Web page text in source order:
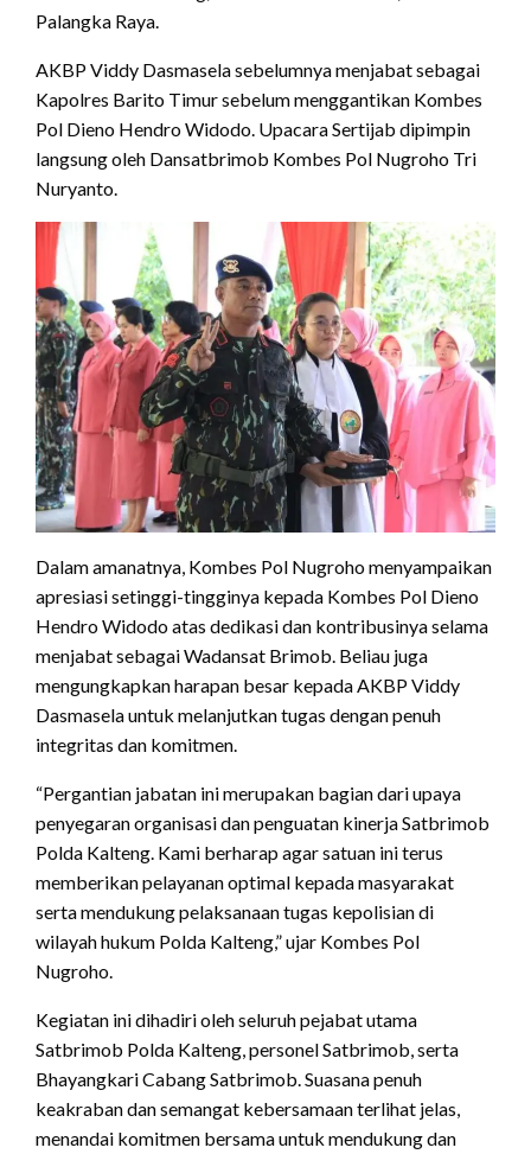
Palangka Raya.
AKBP Viddy Dasmasela sebelumnya menjabat sebagai
Kapolres Barito Timur sebelum menggantikan Kombes
Pol Dieno Hendro Widodo. Upacara Sertijab dipimpin
langsung oleh Dansatbrimob Kombes Pol Nugroho Tri
Nuryanto.
Dalam amanatnya, Kombes Pol Nugroho menyampaikan
apresiasi setinggi-tingginya kepada Kombes Pol Dieno
Hendro Widodo atas dedikasi dan kontribusinya selama
menjabat sebagai Wadansat Brimob. Beliau juga
mengungkapkan harapan besar kepada AKBP Viddy
Dasmasela untuk melanjutkan tugas dengan penuh
integritas dan komitmen.
“Pergantian jabatan ini merupakan bagian dari upaya
penyegaran organisasi dan penguatan kinerja Satbrimob
Polda Kalteng. Kami berharap agar satuan ini terus
memberikan pelayanan optimal kepada masyarakat
serta mendukung pelaksanaan tugas kepolisian di
wilayah hukum Polda Kalteng,” ujar Kombes Pol
Nugroho.
Kegiatan ini dihadiri oleh seluruh pejabat utama
Satbrimob Polda Kalteng, personel Satbrimob, serta
Bhayangkari Cabang Satbrimob. Suasana penuh
keakraban dan semangat kebersamaan terlihat jelas,
menandai komitmen bersama untuk mendukung dan